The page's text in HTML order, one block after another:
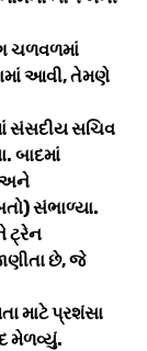
ચળવળમાં
આવી, તેમણે
સંસદીય સચિવ
બાદમાં
અને
સંભાળ્યા.
ટ્રેન
છે, જે
માટે પ્રશંસા
મેળવ્યું.